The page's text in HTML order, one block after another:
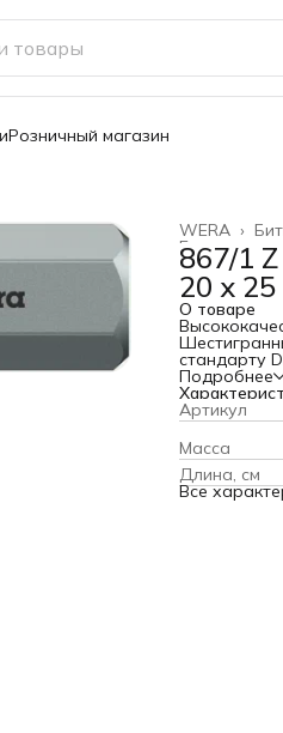
Розничный магазин
WERA ›
Главная
867/1
20 x
О товаре
стандарту
хвостовика
Metabo
Подробнее
Артикул
Масса
Длина, см
Все